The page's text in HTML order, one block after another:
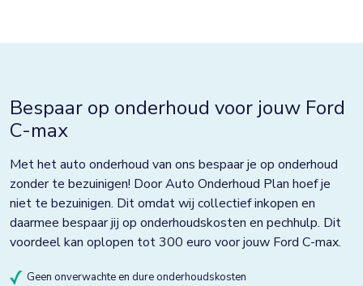
Bespaar op onderhoud voor jouw Ford
C-max
Met het auto onderhoud van ons bespaar je op onderhoud
zonder te bezuinigen! Door Auto Onderhoud Plan hoef je
niet te bezuinigen. Dit omdat wij collectief inkopen en
daarmee bespaar jij op onderhoudskosten en pechhulp. Dit
voordeel kan oplopen tot 300 euro voor jouw Ford C-max.
Geen onverwachte en dure onderhoudskosten